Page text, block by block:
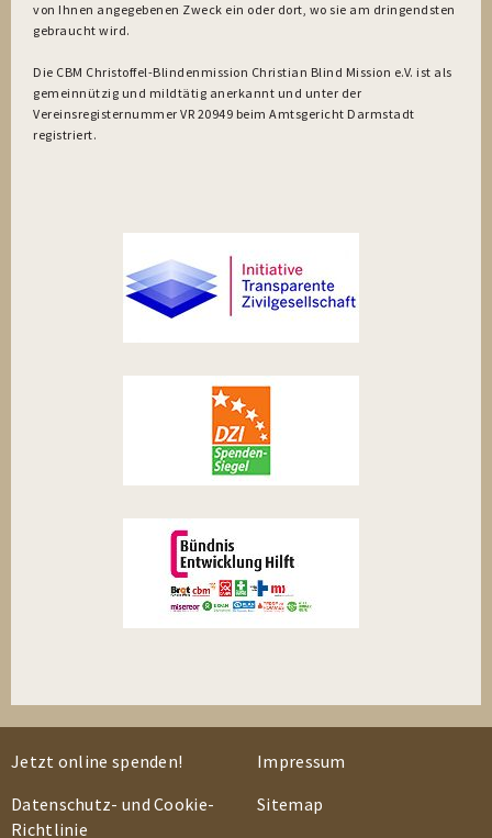
von Ihnen angegebenen Zweck ein oder dort, wo sie am dringendsten
gebraucht wird.
Die CBM Christoffel-Blindenmission Christian Blind Mission e.V. ist als
gemeinnützig und mildtätig anerkannt und unter der
Vereinsregisternummer VR 20949 beim Amtsgericht Darmstadt
registriert.
Jetzt online spenden!
Impressum
Datenschutz- und Cookie-
Richtlinie
Sitemap